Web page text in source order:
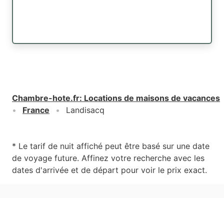
Chambre-hote.fr: Locations de maisons de vacances
France
Landisacq
* Le tarif de nuit affiché peut être basé sur une date
de voyage future. Affinez votre recherche avec les
dates d'arrivée et de départ pour voir le prix exact.